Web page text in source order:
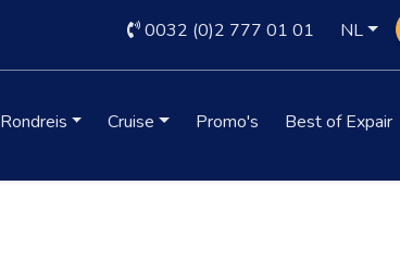
0032 (0)2 777 01 01 NL
Rondreis Cruise Promo's Best of Expair